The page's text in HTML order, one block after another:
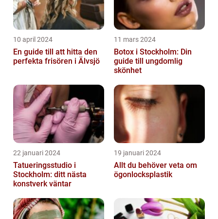
10 april 2024
En guide till att hitta den
perfekta frisören i Älvsjö
11 mars 2024
Botox i Stockholm: Din
guide till ungdomlig
skönhet
22 januari 2024
Tatueringsstudio i
Stockholm: ditt nästa
konstverk väntar
19 januari 2024
Allt du behöver veta om
ögonlocksplastik